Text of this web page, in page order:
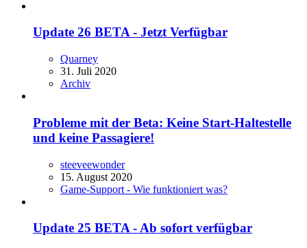
Update 26 BETA - Jetzt Verfügbar
Quarney
31. Juli 2020
Archiv
Probleme mit der Beta: Keine Start-Haltestelle
und keine Passagiere!
steeveewonder
15. August 2020
Game-Support - Wie funktioniert was?
Update 25 BETA - Ab sofort verfügbar